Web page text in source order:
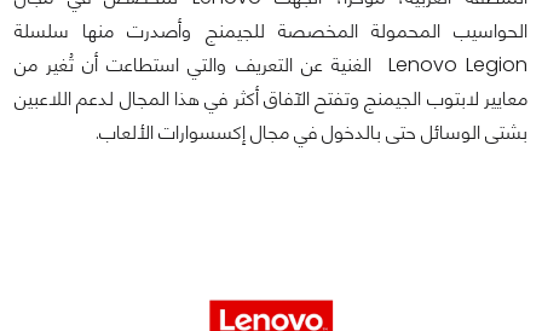
الحواسيب المحمولة المخصصة للجيمنج وأصدرت منها سلسلة
Lenovo Legion الغنية عن التعريف والتي استطاعت أن تُغير من
معايير لابتوب الجيمنج وتفتح الآفاق أكثر في هذا المجال لدعم اللاعبين
بشتى الوسائل حتى بالدخول في مجال إكسسوارات الألعاب.